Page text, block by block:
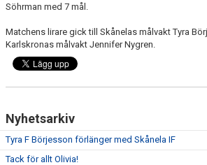
Söhrman med 7 mål.
Matchens lirare gick till Skånelas målvakt Tyra
Karlskronas målvakt Jennifer Nygren.
Nyhetsarkiv
Tyra F Börjesson förlänger med Skånela IF
Tack för allt Olivia!